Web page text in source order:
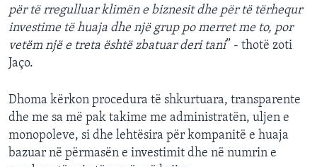
për të rregulluar klimën e biznesit dhe për të tërhequr
investime të huaja dhe një grup po merret me to, por
vetëm një e treta është zbatuar deri tani” - thotë zoti
Jaço.
Dhoma kërkon procedura të shkurtuara, transparente
dhe me sa më pak takime me administratën, uljen e
monopoleve, si dhe lehtësira për kompanitë e huaja
bazuar në përmasën e investimit dhe në numrin e